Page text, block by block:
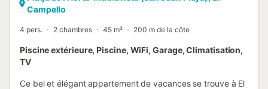
Campello
4 pers. 2 chambres 45 m² 200 m de la côte
Piscine extérieure, Piscine, WiFi, Garage, Climatisation,
TV
Ce bel et élégant appartement de vacances se trouve à El